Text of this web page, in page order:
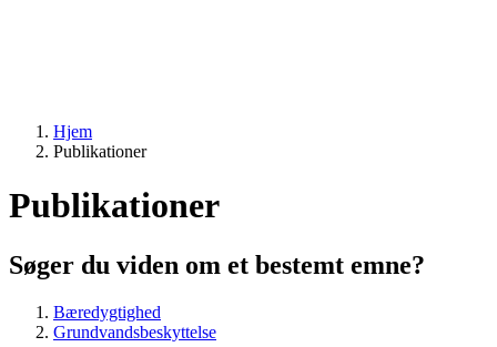
Hjem
Publikationer
Publikationer
Søger du viden om et bestemt emne?
Bæredygtighed
Grundvandsbeskyttelse